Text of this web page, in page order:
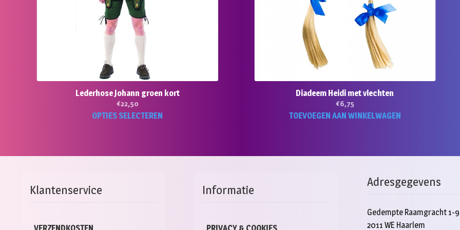
Lederhose Johann groen kort
€22,50
OPTIES SELECTEREN
kan
op
Diadeem Heidi met vlechten
€6,75
TOEVOEGEN AAN WINKELWAGEN
Klantenservice Informatie
Adresgegevens
Gedempte Raamgracht 1-9
2011 WE Haarlem